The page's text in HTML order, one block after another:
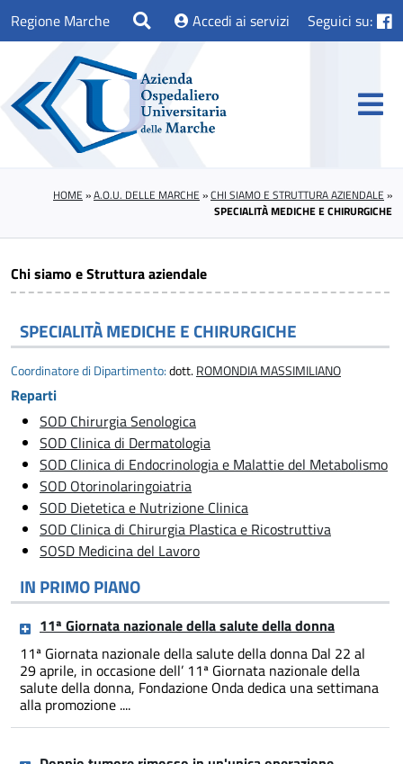
Regione Marche Accedi ai servizi Seguici su:
HOME »A.O.U. DELLE MARCHE »CHI SIAMO E STRUTTURA AZIENDALE »
SPECIALITÀ MEDICHE E CHIRURGICHE
Chi siamo e Struttura aziendale
SPECIALITÀ MEDICHE E CHIRURGICHE
Coordinatore di Dipartimento: dott. ROMONDIA MASSIMILIANO
Reparti
SOD Chirurgia Senologica
SOD Clinica di Dermatologia
SOD Clinica di Endocrinologia e Malattie del Metabolismo
SOD Otorinolaringoiatria
SOD Dietetica e Nutrizione Clinica
SOD Clinica di Chirurgia Plastica e Ricostruttiva
SOSD Medicina del Lavoro
IN PRIMO PIANO
11ª Giornata nazionale della salute della donna
11ª Giornata nazionale della salute della donna Dal 22 al
29 aprile, in occasione dell’ 11ª Giornata nazionale della
salute della donna, Fondazione Onda dedica una settimana
alla promozione ....